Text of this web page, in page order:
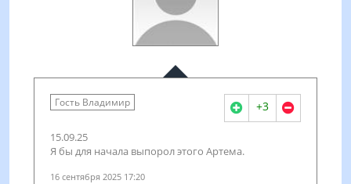
Гость Владимир +3
15.09.25
Я бы для начала выпорол этого Артема.
16 сентября 2025 17:20